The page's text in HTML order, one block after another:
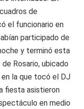
de
el funcionario en
participado de
y terminó esta
Rosario, ubicado
en la que tocó el DJ
fiesta asistieron
en medio